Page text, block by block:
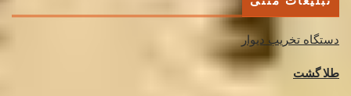
دستگاه تخریب دیوار
طلا گشت